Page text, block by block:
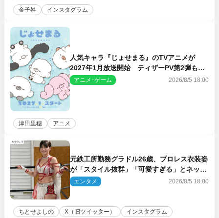
金子昇 インスタグラム
人気キャラ『じょせまる』のTVアニメが
2027年1月放送開始 ティザーPV第2弾も解
禁に
アニメ･ゲーム 2026/8/5 18:00
津田里穂 アニメ
元鉄工所勤務グラドル26歳、プロレス衣装姿
が「スタイル抜群」「可愛すぎる」とネット
衝撃
エンタメ 2026/8/5 18:00
ちとせよしの X（旧ツイッター） インスタグラム